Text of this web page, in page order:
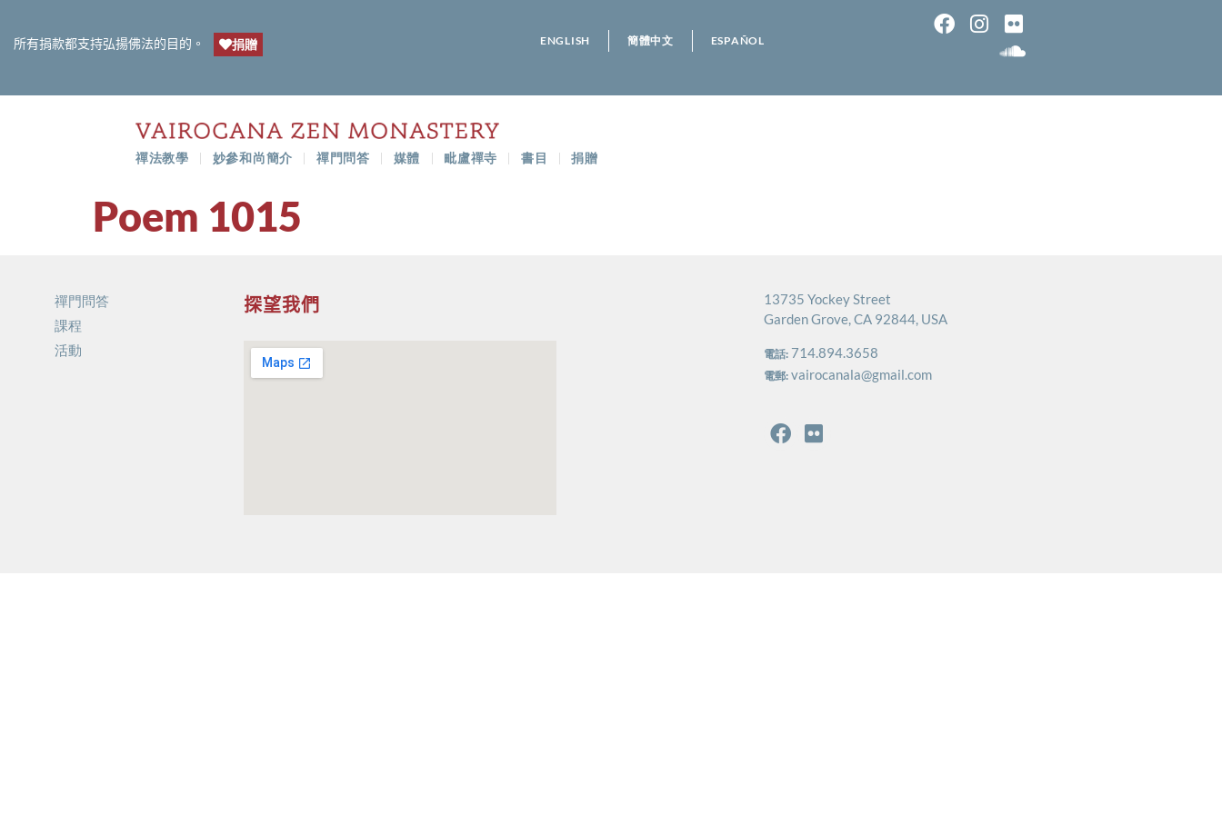
所有捐款都支持弘揚佛法的目的。 捐贈 ENGLISH 簡體中文 ESPAÑOL
禪法教學 妙參和尚簡介 禪門問答 媒體 毗盧禪寺 書目 捐贈
Poem 1015
禪門問答
課程
活動
探望我們
13735 Yockey Street
Garden Grove, CA 92844, USA
電話: 714.894.3658
電郵: vairocanala@gmail.com